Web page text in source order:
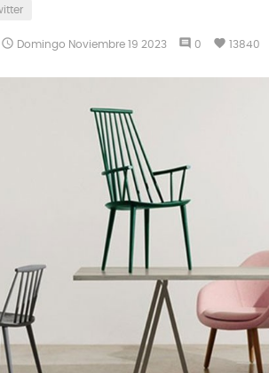
 Domingo Noviembre 19 2023 comment 0 favorite 13840